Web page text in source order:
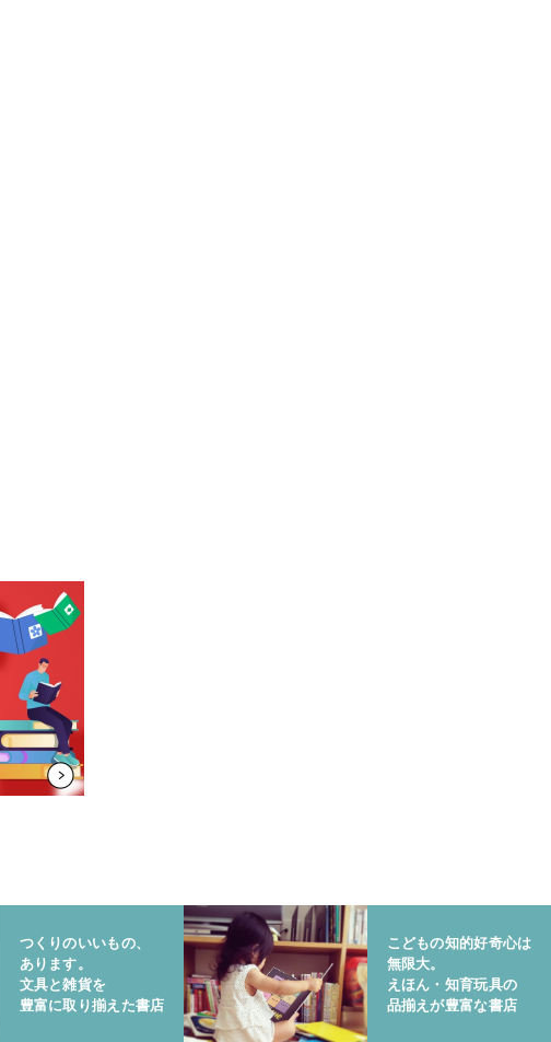
つくりのいいもの、
あります。
文具と雑貨を
豊富に取り揃えた書店
こどもの知的好奇心は
無限大。
えほん・知育玩具の
品揃えが豊富な書店